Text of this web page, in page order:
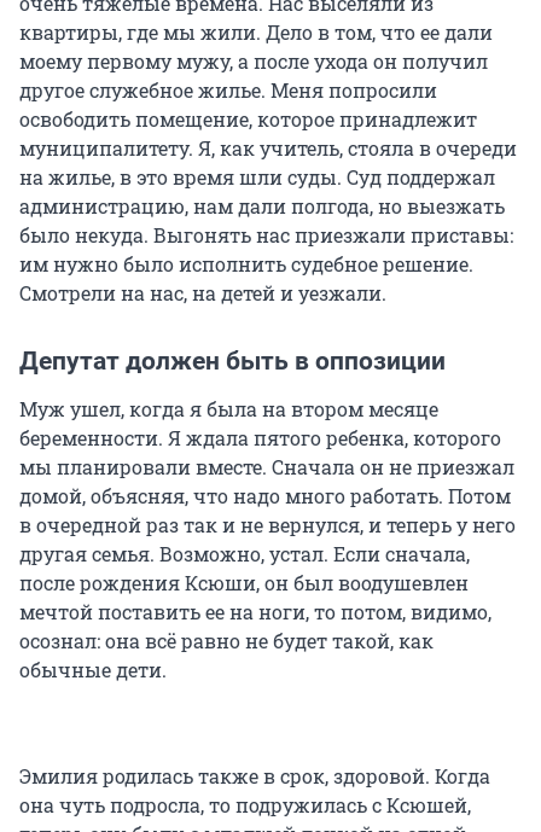
квартиры, где мы жили. Дело в том, что ее дали
моему первому мужу, а после ухода он получил
другое служебное жилье. Меня попросили
освободить помещение, которое принадлежит
муниципалитету. Я, как учитель, стояла в очереди
на жилье, в это время шли суды. Суд поддержал
администрацию, нам дали полгода, но выезжать
было некуда. Выгонять нас приезжали приставы:
им нужно было исполнить судебное решение.
Смотрели на нас, на детей и уезжали.
Депутат должен быть в оппозиции
Муж ушел, когда я была на втором месяце
беременности. Я ждала пятого ребенка, которого
мы планировали вместе. Сначала он не приезжал
домой, объясняя, что надо много работать. Потом
в очередной раз так и не вернулся, и теперь у него
другая семья. Возможно, устал. Если сначала,
после рождения Ксюши, он был воодушевлен
мечтой поставить ее на ноги, то потом, видимо,
осознал: она всё равно не будет такой, как
обычные дети.
Эмилия родилась также в срок, здоровой. Когда
она чуть подросла, то подружилась с Ксюшей,